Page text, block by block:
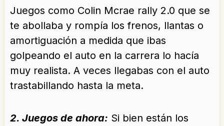
Juegos como Colin Mcrae rally 2.0 que se
te abollaba y rompía los frenos, llantas o
amortiguación a medida que ibas
golpeando el auto en la carrera lo hacía
muy realista. A veces llegabas con el auto
trastabillando hasta la meta.
2. Juegos de ahora: Si bien están los